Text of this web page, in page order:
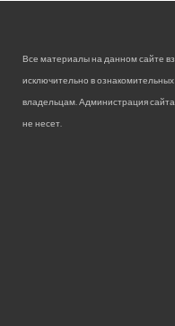
Все материалы на данном сайте
исключительно в
владельцам. Администрация
не несет.